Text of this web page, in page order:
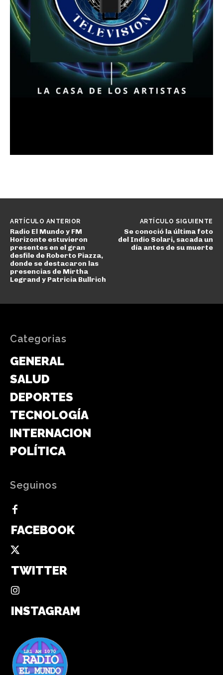
ARTÍCULO ANTERIOR
Radio El Mundo y FM
Horizonte estuvieron
presentes en el gran
desfile de Roberto Piazza,
donde se destacaron las
presencias de Mirtha
Legrand y Patricia Bullrich
ARTÍCULO SIGUIENTE
Se conoció la última foto
del Indio Solari, sacada un
día antes de su muerte
Categorias
GENERAL
SALUD
DEPORTES
TECNOLOGÍA
INTERNACIONAL
POLÍTICA
Seguinos
FACEBOOK
TWITTER
INSTAGRAM